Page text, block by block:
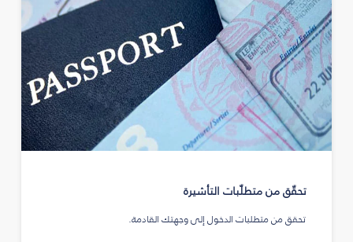
تحقّق من متطلّبات التأشيرة
تحقق من متطلبات الدخول إلى وجهتك القادمة.